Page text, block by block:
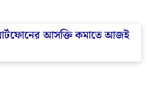
আসক্তি কমাতে আজই